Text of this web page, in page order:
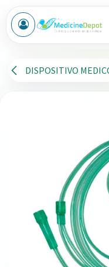
Ir al contenido
DISPOSITIVO